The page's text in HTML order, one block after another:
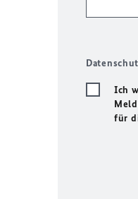
Ich
für